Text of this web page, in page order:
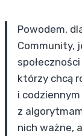
Powodem,
Community,
którzy chcą
i
z
nich ważne,